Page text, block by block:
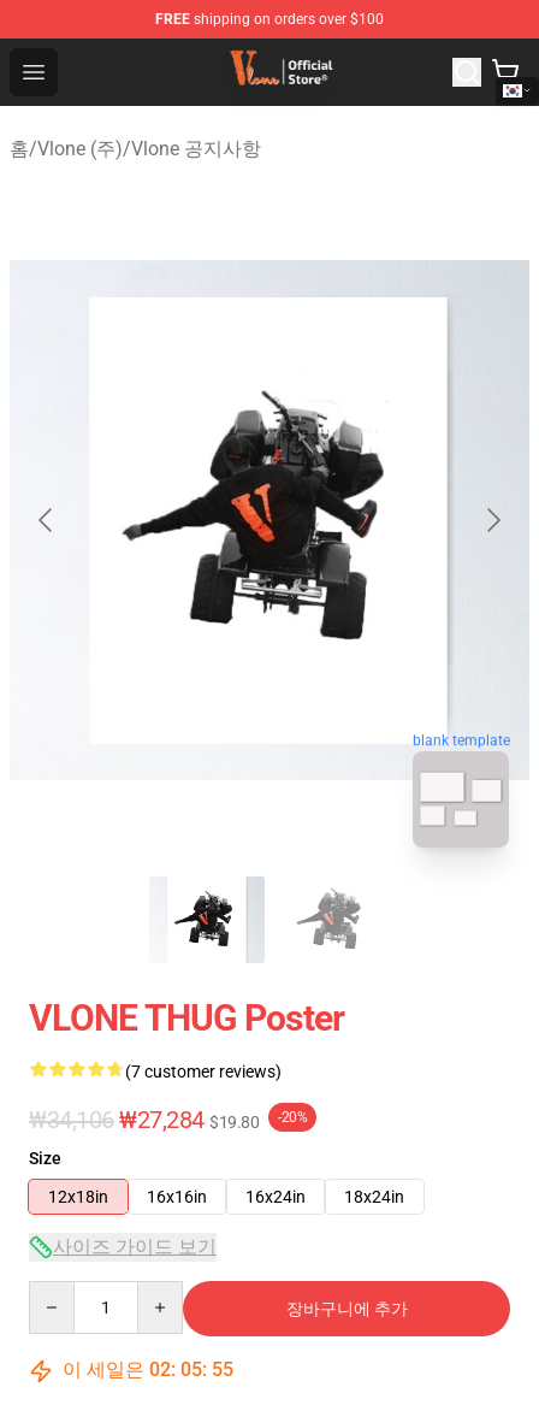
FREE shipping on orders over $100
Open menu
Vlone Shop - Official Vlone Merchandise Store
홈/Vlone (주)/Vlone 공지사항
blank template
VLONE THUG Poster
(7 customer reviews)
₩34,106₩27,284 $19.80 -20%
Size
12x18in
16x16in 16x24in 18x24in
사이즈 가이드 보기
장바구니에 추가
이 세일은 02: 05: 54